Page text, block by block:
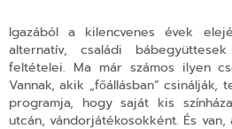
Igazából a kilencvenes évek
alternatív, családi
feltételei. Ma már számos ilyen
Vannak, akik „főállásban”
programja, hogy saját kis
utcán, vándorjátékosokként. És